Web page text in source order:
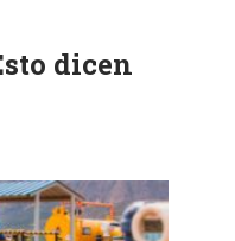
dicen